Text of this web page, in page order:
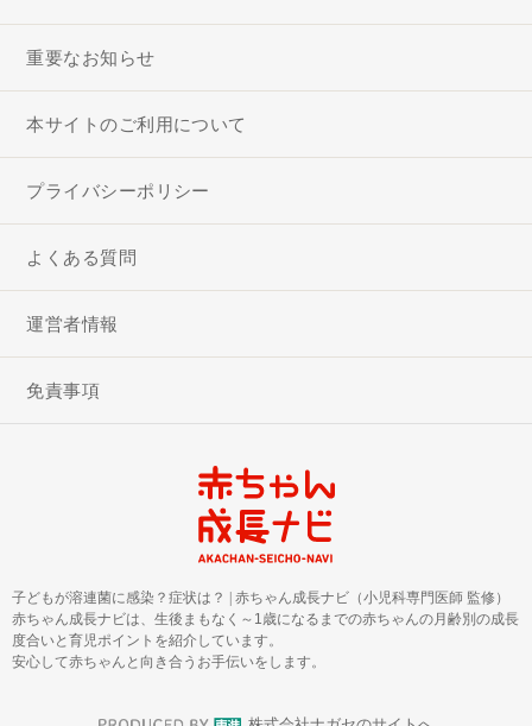
重要なお知らせ
本サイトのご利用について
プライバシーポリシー
よくある質問
運営者情報
免責事項
子どもが溶連菌に感染？症状は？ | 赤ちゃん成長ナビ（小児科専門医師 監修）
赤ちゃん成長ナビは、生後まもなく～1歳になるまでの赤ちゃんの月齢別の成長
度合いと育児ポイントを紹介しています。
安心して赤ちゃんと向き合うお手伝いをします。